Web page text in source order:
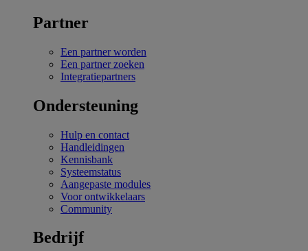
Partner
Een partner worden
Een partner zoeken
Integratiepartners
Ondersteuning
Hulp en contact
Handleidingen
Kennisbank
Systeemstatus
Aangepaste modules
Voor ontwikkelaars
Community
Bedrijf